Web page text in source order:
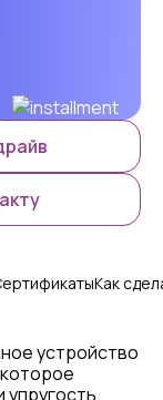
Как
устройство